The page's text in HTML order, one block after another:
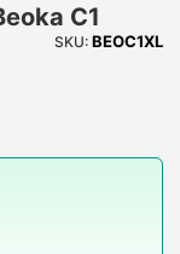
C1
SKU: BEOC1XL